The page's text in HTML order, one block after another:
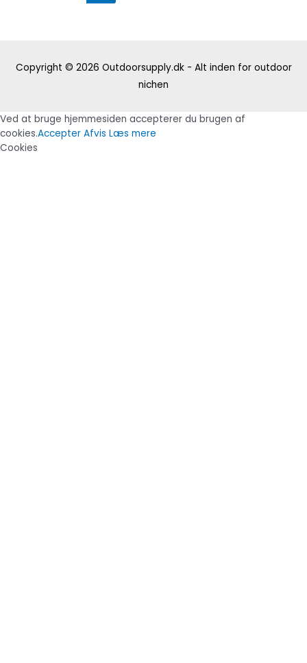
Copyright © 2026 Outdoorsupply.dk - Alt inden for outdoor
nichen
Ved at bruge hjemmesiden accepterer du brugen af
cookies.Accepter Afvis Læs mere
Cookies